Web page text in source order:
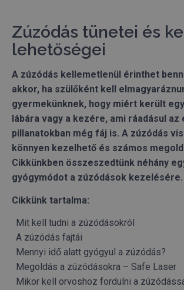
Zúzódás tünetei és
lehetőségei
A zúzódás kellemetlenül érinthet
akkor, ha szülőként kell
gyermekünknek, hogy miért került
lábára vagy a kezére, ami ráadásul az
pillanatokban még fáj is. A zúzódás
könnyen kezelhető és számos
Cikkünkben összeszedtünk néhány
gyógymódot a zúzódások kezelésére.
Cikkünk tartalma:
Mit kell tudni a zúzódásokról
A zúzódás fajtái
Mennyi idő alatt gyógyul a zúzódás?
Megoldás a zúzódásokra – Safe Laser
Mikor kell orvoshoz fordulni a